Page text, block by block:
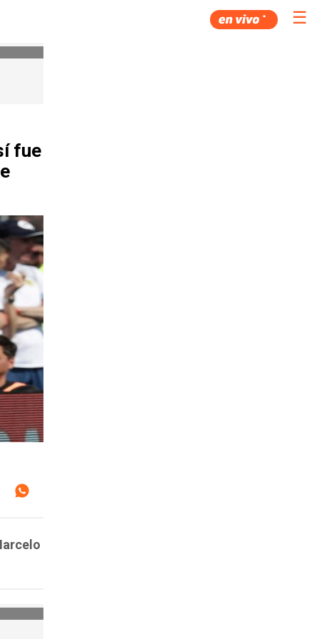
☰
fue